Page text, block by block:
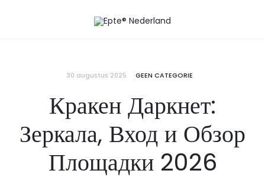
30 augustus 2025 GEEN CATEGORIE
Кракен Даркнет:
Зеркала, Вход и Обзор
Площадки 2026